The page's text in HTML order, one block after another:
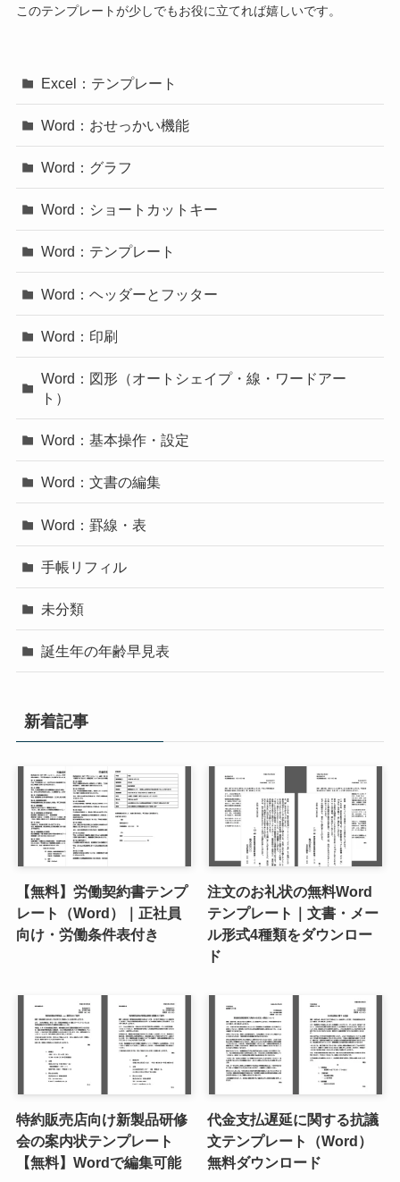
このテンプレートが少しでもお役に立てれば嬉しいです。
Excel：テンプレート
Word：おせっかい機能
Word：グラフ
Word：ショートカットキー
Word：テンプレート
Word：ヘッダーとフッター
Word：印刷
Word：図形（オートシェイプ・線・ワードアー
ト）
Word：基本操作・設定
Word：文書の編集
Word：罫線・表
手帳リフィル
未分類
誕生年の年齢早見表
新着記事
【無料】労働契約書テンプ
レート（Word）｜正社員
向け・労働条件表付き
注文のお礼状の無料Word
テンプレート｜文書・メー
ル形式4種類をダウンロー
ド
特約販売店向け新製品研修
会の案内状テンプレート
【無料】Wordで編集可能
代金支払遅延に関する抗議
文テンプレート（Word）
無料ダウンロード